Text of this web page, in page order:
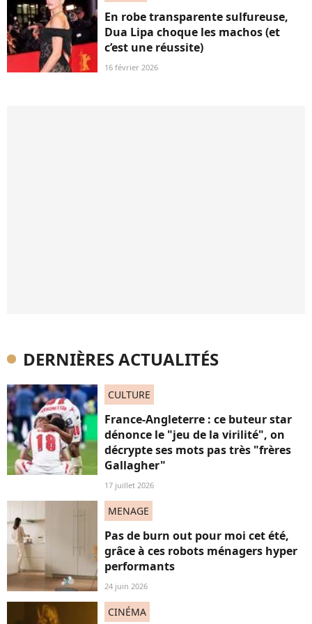
En robe transparente sulfureuse,
Dua Lipa choque les machos (et
c’est une réussite)
16 février 2026
DERNIÈRES ACTUALITÉS
CULTURE
France-Angleterre : ce buteur star
dénonce le "jeu de la virilité", on
décrypte ses mots pas très "frères
Gallagher"
17 juillet 2026
MENAGE
Pas de burn out pour moi cet été,
grâce à ces robots ménagers hyper
performants
24 juin 2026
CINÉMA